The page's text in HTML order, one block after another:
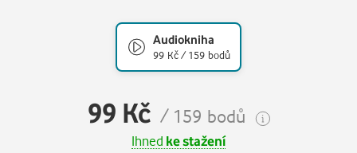
Audiokniha
99 Kč / 159 bodů
99 Kč / 159 bodů
Ihned ke stažení